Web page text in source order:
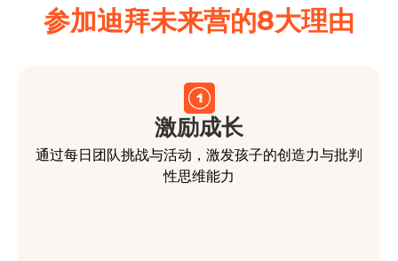
参加迪拜未来营的8大理由
激励成长
通过每日团队挑战与活动，激发孩子的创造力与批判
性思维能力